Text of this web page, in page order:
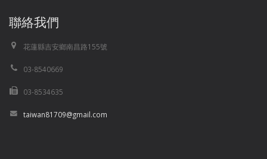
聯絡我們
花蓮縣吉安鄉南昌路155號
03-8540669
03-8534635
taiwan81709@gmail.com